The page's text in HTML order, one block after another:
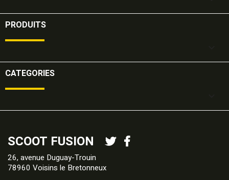
PRODUITS
CATEGORIES
SCOOT FUSION
26, avenue Duguay-Trouin
78960 Voisins le Bretonneux